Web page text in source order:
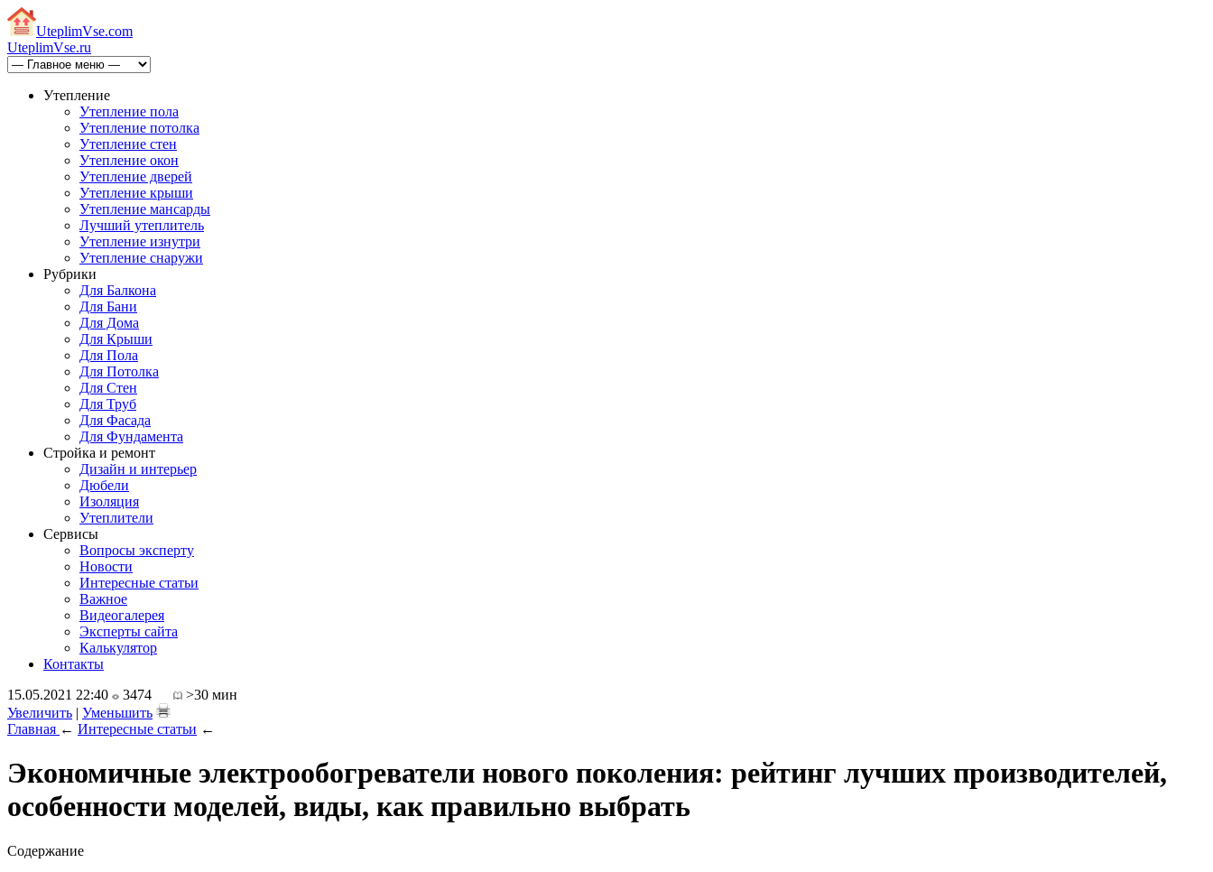
UteplimVse.com
UteplimVse.ru
Утепление
Утепление пола
Утепление потолка
Утепление стен
Утепление окон
Утепление дверей
Утепление крыши
Утепление мансарды
Лучший утеплитель
Утепление изнутри
Утепление снаружи
Рубрики
Для Балкона
Для Бани
Для Дома
Для Крыши
Для Пола
Для Потолка
Для Стен
Для Труб
Для Фасада
Для Фундамента
Стройка и ремонт
Дизайн и интерьер
Дюбели
Изоляция
Утеплители
Сервисы
Вопросы эксперту
Новости
Интересные статьи
Важное
Видеогалерея
Эксперты сайта
Калькулятор
Контакты
15.05.2021 22:40
3474
>30 мин
Увеличить | Уменьшить
Главная ← Интересные статьи ←
Экономичные электрообогреватели нового поколения: рейтинг лучших производителей,
особенности моделей, виды, как правильно выбрать
Содержание